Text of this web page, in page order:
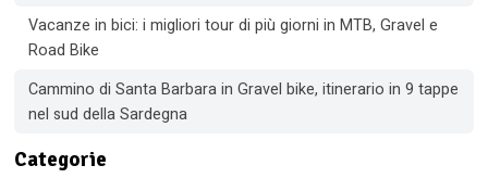
Vacanze in bici: i migliori tour di più giorni in MTB, Gravel e
Road Bike
Cammino di Santa Barbara in Gravel bike, itinerario in 9 tappe
nel sud della Sardegna
Categorie